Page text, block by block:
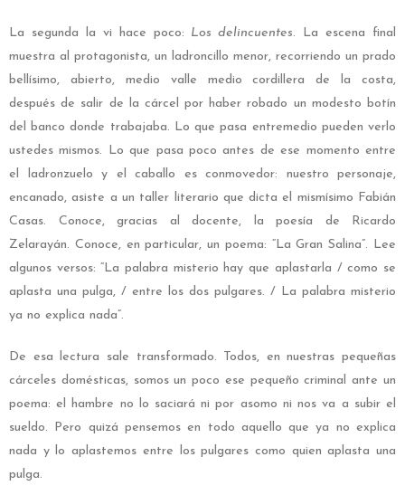
La segunda la vi hace poco: Los delincuentes. La escena final
muestra al protagonista, un ladroncillo menor, recorriendo un prado
bellísimo, abierto, medio valle medio cordillera de la costa,
después de salir de la cárcel por haber robado un modesto botín
del banco donde trabajaba. Lo que pasa entremedio pueden verlo
ustedes mismos. Lo que pasa poco antes de ese momento entre
el ladronzuelo y el caballo es conmovedor: nuestro personaje,
encanado, asiste a un taller literario que dicta el mismísimo Fabián
Casas. Conoce, gracias al docente, la poesía de Ricardo
Zelarayán. Conoce, en particular, un poema: “La Gran Salina”. Lee
algunos versos: “La palabra misterio hay que aplastarla / como se
aplasta una pulga, / entre los dos pulgares. / La palabra misterio
ya no explica nada”.
De esa lectura sale transformado. Todos, en nuestras pequeñas
cárceles domésticas, somos un poco ese pequeño criminal ante un
poema: el hambre no lo saciará ni por asomo ni nos va a subir el
sueldo. Pero quizá pensemos en todo aquello que ya no explica
nada y lo aplastemos entre los pulgares como quien aplasta una
pulga.